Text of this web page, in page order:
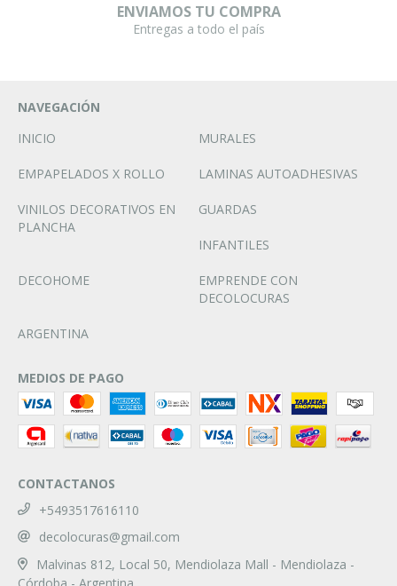
ENVIAMOS TU COMPRA
Entregas a todo el país
NAVEGACIÓN
INICIO
MURALES
EMPAPELADOS X ROLLO LAMINAS AUTOADHESIVAS
VINILOS DECORATIVOS EN
PLANCHA
GUARDAS
INFANTILES
DECOHOME
EMPRENDE CON
DECOLOCURAS
ARGENTINA
MEDIOS DE PAGO
CONTACTANOS
+5493517616110
decolocuras@gmail.com
Malvinas 812, Local 50, Mendiolaza Mall - Mendiolaza -